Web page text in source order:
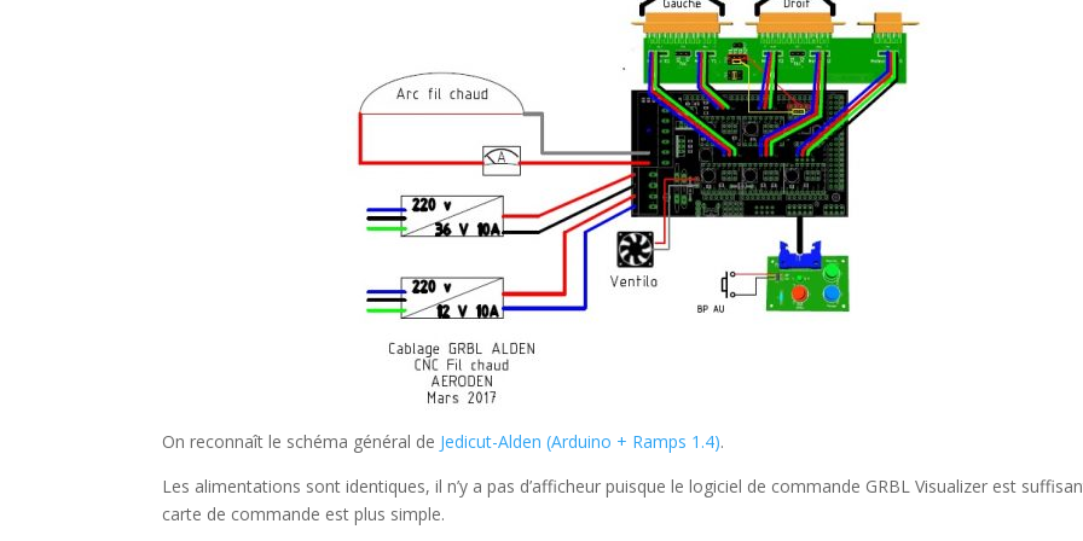
On reconnaît le schéma général de Jedicut-Alden (Arduino + Ramps 1.4).
Les alimentations sont identiques, il n’y a pas d’afficheur puisque le logiciel de commande GRBL Visualizer est
carte de commande est plus simple.